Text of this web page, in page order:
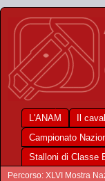
L'ANAM Il
Campionato
Stalloni di Classe
Percorso: XLVI Mostra